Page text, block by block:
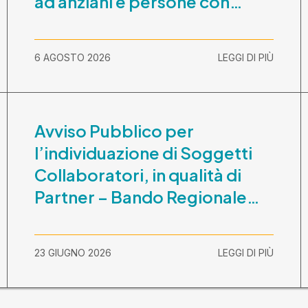
ottobre 2026-30 settembre
2029
6 AGOSTO 2026 LEGGI DI PIÙ
Avviso Pubblico per
l’individuazione di Soggetti
Collaboratori, in qualità di
Partner – Bando Regionale
2026” – CUP
E81B26000210003
23 GIUGNO 2026 LEGGI DI PIÙ